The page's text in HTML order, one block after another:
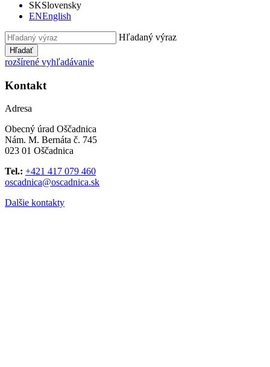
SKSlovensky
ENEnglish
Hľadaný výraz
Hľadať
rozšírené vyhľadávanie
Kontakt
Adresa
Obecný úrad Oščadnica
Nám. M. Bernáta č. 745
023 01 Oščadnica
Tel.: +421 417 079 460
oscadnica@oscadnica.sk
Dalšie kontakty